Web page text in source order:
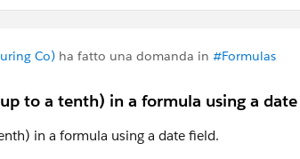
Co) ha fatto una domanda in #Formulas
to a tenth) in a formula using a
in a formula using a date field.